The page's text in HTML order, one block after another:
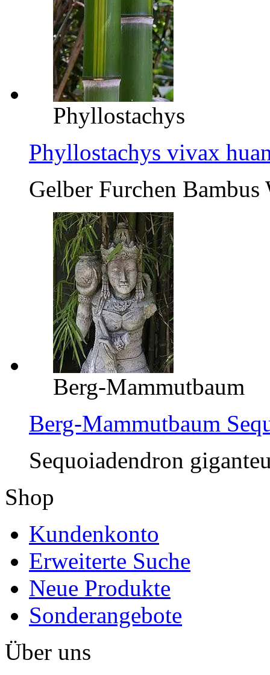
Phyllostachys
Phyllostachys vivax
Gelber Furchen
Berg-Mammutbaum
Berg-Mammutbaum
Sequoiadendron
Shop
Kundenkonto
Erweiterte Suche
Neue Produkte
Sonderangebote
Über uns